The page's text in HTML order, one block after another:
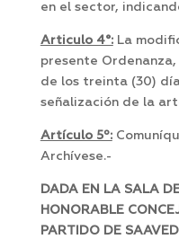
en el sector,
Articulo 4°:La
presente
de los treinta (30)
señalización de la
Artículo 5º:
Archívese.-
DADA EN LA SALA
HONORABLE
PARTIDO DE